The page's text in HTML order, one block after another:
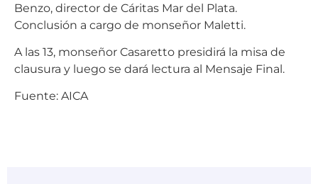
Benzo, director de Cáritas Mar del Plata.
Conclusión a cargo de monseñor Maletti.
A las 13, monseñor Casaretto presidirá la misa de
clausura y luego se dará lectura al Mensaje Final.
Fuente: AICA